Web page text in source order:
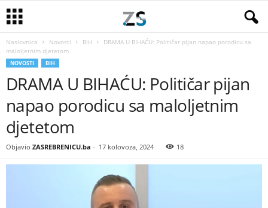
Naslovnica Novosti BiH
DRAMA U BIHAĆU: Političar pijan napao porodicu sa
maloljetnim djetetom
NOVOSTI BIH
DRAMA U BIHAĆU: Političar pijan
napao porodicu sa maloljetnim
djetetom
Objavio ZASREBRENICU.ba - 17 kolovoza, 2024 18